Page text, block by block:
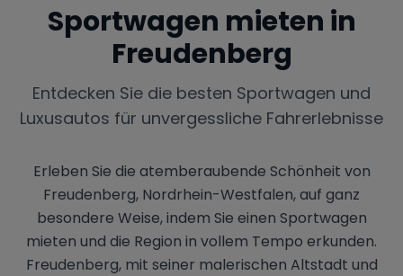
Sportwagen mieten in
Freudenberg
Entdecken Sie die besten Sportwagen und
Luxusautos für unvergessliche Fahrerlebnisse
Erleben Sie die atemberaubende Schönheit von
Freudenberg, Nordrhein-Westfalen, auf ganz
besondere Weise, indem Sie einen Sportwagen
mieten und die Region in vollem Tempo erkunden.
Freudenberg, mit seiner malerischen Altstadt und